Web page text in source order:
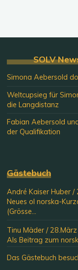
SOLV
Simona Aebersold
Weltcupsieg für
die Langdistanz
Fabian Aebersold
der Qualifikation
Gästebuch
André Kaiser Huber /
Neues ol norska-
(Grösse...
Tinu Mäder /
Als Beitrag zum
Das Gästebuch